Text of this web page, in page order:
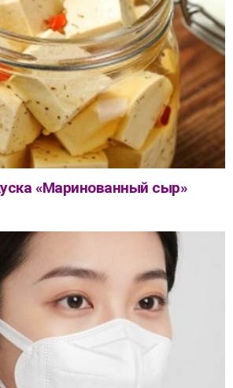
«Маринованный сыр»